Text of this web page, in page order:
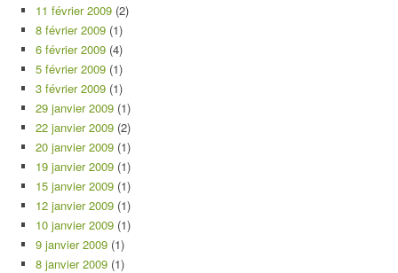
11 février 2009 (2)
8 février 2009 (1)
6 février 2009 (4)
5 février 2009 (1)
3 février 2009 (1)
29 janvier 2009 (1)
22 janvier 2009 (2)
20 janvier 2009 (1)
19 janvier 2009 (1)
15 janvier 2009 (1)
12 janvier 2009 (1)
10 janvier 2009 (1)
9 janvier 2009 (1)
8 janvier 2009 (1)